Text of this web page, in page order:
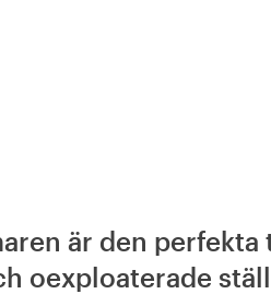
är den
oexploaterade